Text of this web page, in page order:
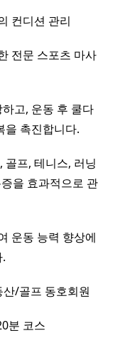
컨디션 관리
전문 스포츠 마사
고, 운동 후 쿨다
을 촉진합니다.
골프, 테니스, 러닝
을 효과적으로 관
운동 능력 향상에
/골프 동호회원
분 코스